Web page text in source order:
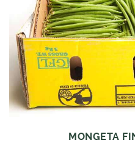
MONGETA